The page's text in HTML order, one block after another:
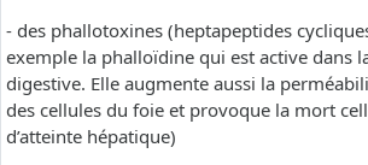
- des phallotoxines (heptapeptides
exemple la phalloïdine qui est active dans
digestive. Elle augmente aussi la
des cellules du foie et provoque la mort
d’atteinte hépatique)